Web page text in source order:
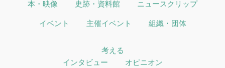
本・映像 史跡・資料館 ニュースクリップ
イベント 主催イベント 組織・団体
考える
インタビュー
オピニオン